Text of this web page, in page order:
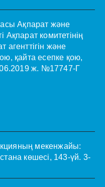
Ақпарат және
Ақпарат комитетінің
агенттігін және
қайта есепке қою,
ж. №17747-Г
мекенжайы:
көшесі, 143-үй. 3-